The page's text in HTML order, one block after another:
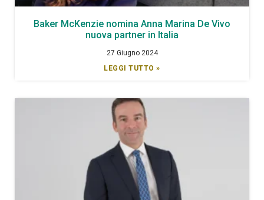
Baker McKenzie nomina Anna Marina De Vivo
nuova partner in Italia
27 Giugno 2024
LEGGI TUTTO »